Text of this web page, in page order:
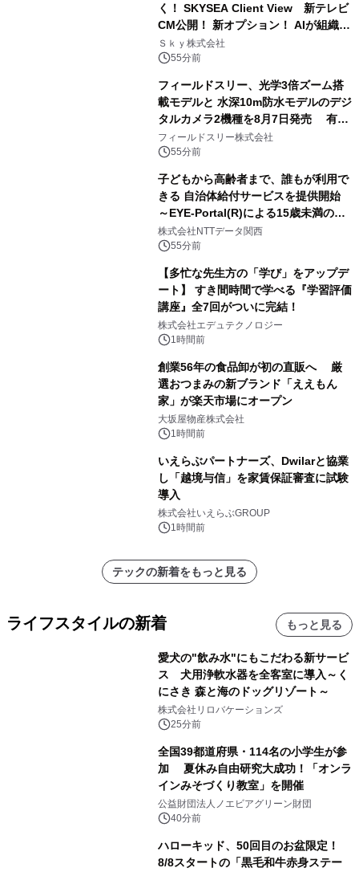
く！ SKYSEA Client View 新テレビ
CM公開！ 新オプション！ AIが組織の
業務実態を分析し労務改善を支援。 藤
原竜也メイキング動画公開 「もしAIが
自分を分析したら、すぐ休めと言われ
る自信がある」「昨年の夏はカブトム
シを捕まえたり、虫と戦ったり…」
Ｓｋｙ株式会社
55分前
フィールドスリー、光学3倍ズーム搭
載モデルと 水深10m防水モデルのデジ
タルカメラ2機種を8月7日発売 有効
約1300万画素、用途別に選べるコンデ
ジ新登場
フィールドスリー株式会社
55分前
子どもから高齢者まで、誰もが利用で
きる 自治体給付サービスを提供開始
～EYE-Portal(R)による15歳未満の本
人認証と デジタルデバイド対策で実現
～
株式会社NTTデータ関西
55分前
【多忙な先生方の「学び」をアップデ
ート】 すき間時間で学べる『学習評価
講座』全7回がついに完結！
株式会社エデュテクノロジー
1時間前
創業56年の食品卸が初の直販へ 厳
選おつまみの新ブランド「ええもん
家」が楽天市場にオープン
大坂屋物産株式会社
1時間前
いえらぶパートナーズ、Dwilarと協業
し「越境与信」を家賃保証審査に試験
導入
株式会社いえらぶGROUP
1時間前
テックの新着をもっと見る
ライフスタイルの新着 もっと見る
愛犬の"飲み水"にもこだわる新サービ
ス 犬用浄軟水器を全客室に導入～く
にさき 森と海のドッグリゾート～
株式会社リロバケーションズ
25分前
全国39都道府県・114名の小学生が参
加 夏休み自由研究大成功！「オンラ
インみそづくり教室」を開催
公益財団法人ノエビアグリーン財団
40分前
ハローキッド、50回目のお盆限定！
8/8スタートの「黒毛和牛赤身ステー